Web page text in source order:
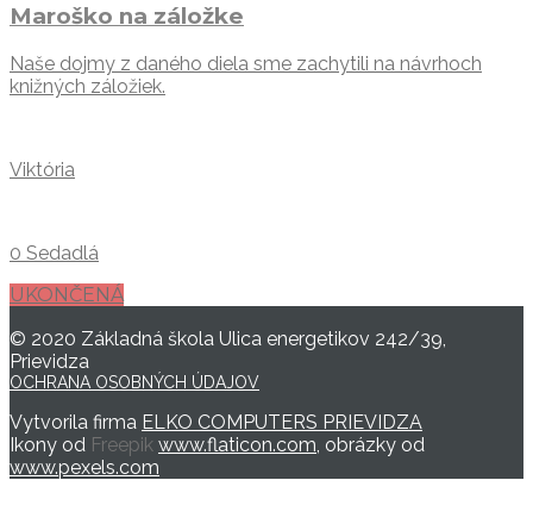
Maroško na záložke
Naše dojmy z daného diela sme zachytili na návrhoch
knižných záložiek.
Viktória
0 Sedadlá
UKONČENÁ
© 2020 Základná škola Ulica energetikov 242/39,
Prievidza
OCHRANA OSOBNÝCH ÚDAJOV
Vytvorila firma ELKO COMPUTERS PRIEVIDZA
Ikony od Freepik www.flaticon.com , obrázky od
www.pexels.com